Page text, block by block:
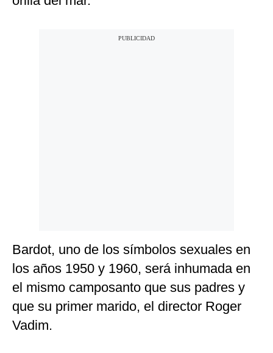
Bardot, uno de los símbolos sexuales en
los años 1950 y 1960, será inhumada en
el mismo camposanto que sus padres y
que su primer marido, el director Roger
Vadim.